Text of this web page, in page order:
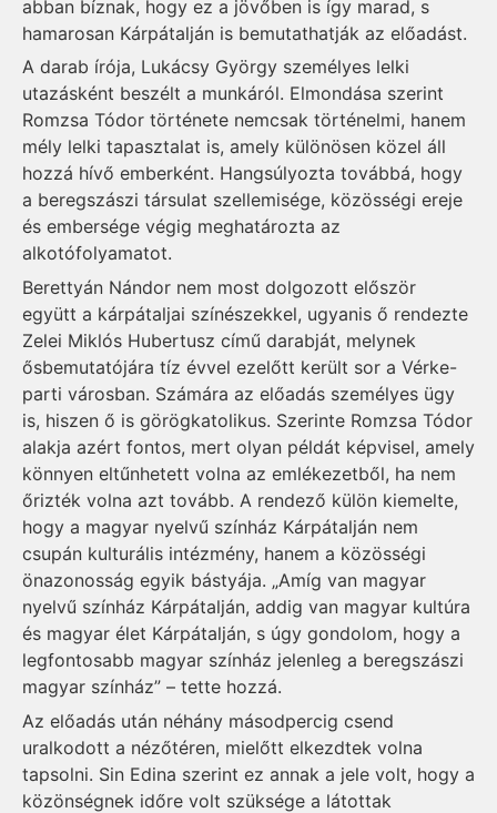
abban bíznak, hogy ez a jövőben is így marad, s
hamarosan Kárpátalján is bemutathatják az előadást.
A darab írója, Lukácsy György személyes lelki
utazásként beszélt a munkáról. Elmondása szerint
Romzsa Tódor története nemcsak történelmi, hanem
mély lelki tapasztalat is, amely különösen közel áll
hozzá hívő emberként. Hangsúlyozta továbbá, hogy
a beregszászi társulat szellemisége, közösségi ereje
és embersége végig meghatározta az
alkotófolyamatot.
Berettyán Nándor nem most dolgozott először
együtt a kárpátaljai színészekkel, ugyanis ő rendezte
Zelei Miklós Hubertusz című darabját, melynek
ősbemutatójára tíz évvel ezelőtt került sor a Vérke-
parti városban. Számára az előadás személyes ügy
is, hiszen ő is görögkatolikus. Szerinte Romzsa Tódor
alakja azért fontos, mert olyan példát képvisel, amely
könnyen eltűnhetett volna az emlékezetből, ha nem
őrizték volna azt tovább. A rendező külön kiemelte,
hogy a magyar nyelvű színház Kárpátalján nem
csupán kulturális intézmény, hanem a közösségi
önazonosság egyik bástyája. „Amíg van magyar
nyelvű színház Kárpátalján, addig van magyar kultúra
és magyar élet Kárpátalján, s úgy gondolom, hogy a
legfontosabb magyar színház jelenleg a beregszászi
magyar színház” – tette hozzá.
Az előadás után néhány másodpercig csend
uralkodott a nézőtéren, mielőtt elkezdtek volna
tapsolni. Sin Edina szerint ez annak a jele volt, hogy a
közönségnek időre volt szüksége a látottak